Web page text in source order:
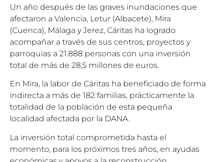
Un año después de las graves inundaciones que
afectaron a Valencia, Letur (Albacete), Mira
(Cuenca), Málaga y Jerez, Cáritas ha logrado
acompañar a través de sus centros, proyectos y
parroquias a 21.888 personas con una inversión
total de más de 28,5 millones de euros.
En Mira, la labor de Cáritas ha beneficiado de forma
indirecta a más de 182 familias, prácticamente la
totalidad de la población de esta pequeña
localidad afectada por la DANA.
La inversión total comprometida hasta el
momento, para los próximos tres años, en ayudas